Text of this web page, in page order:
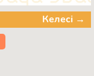
Келесі →